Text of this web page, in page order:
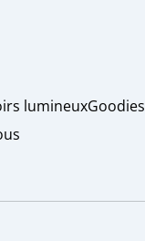
lumineuxGoodies